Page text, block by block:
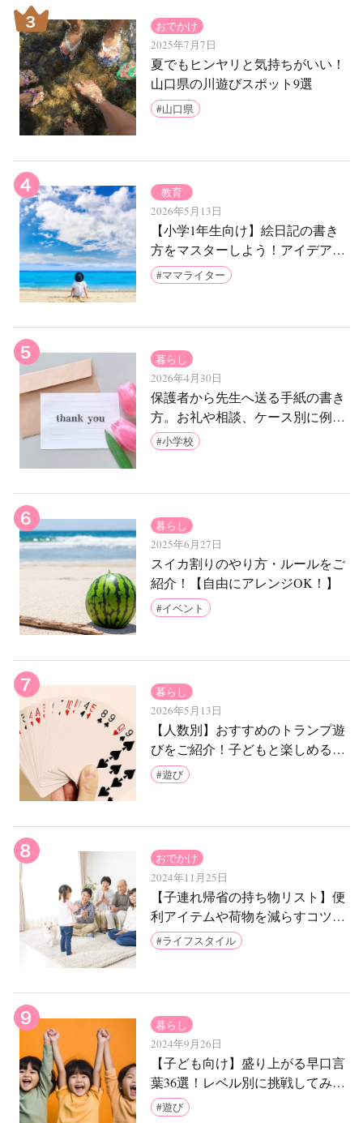
おでかけ
2025年7月7日
夏でもヒンヤリと気持ちがいい！
山口県の川遊びスポット9選
山口県
教育
2026年5月13日
【小学1年生向け】絵日記の書き
方をマスターしよう！アイデア7
例とお手本をご紹介
ママライター
暮らし
2026年4月30日
保護者から先生へ送る手紙の書き
方。お礼や相談、ケース別に例文
をご紹介
小学校
暮らし
2025年6月27日
スイカ割りのやり方・ルールをご
紹介！【自由にアレンジOK！】
イベント
暮らし
2026年5月13日
【人数別】おすすめのトランプ遊
びをご紹介！子どもと楽しめる簡
単なゲームは？
遊び
おでかけ
2024年11月25日
【子連れ帰省の持ち物リスト】便
利アイテムや荷物を減らすコツも
ご紹介
ライフスタイル
暮らし
2024年9月26日
【子ども向け】盛り上がる早口言
葉36選！レベル別に挑戦してみよ
う遊び